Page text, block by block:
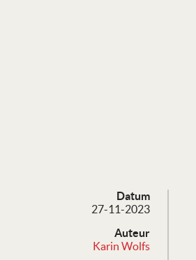
Datum
27-11-2023
Auteur
Karin Wolfs